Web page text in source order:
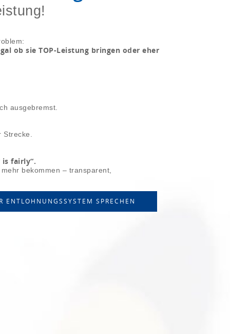
ob sie TOP-Leistung bringen oder eher
ausgebremst.
is fairly“.
bekommen – transparent,
ENTLOHNUNGSSYSTEM SPRECHEN